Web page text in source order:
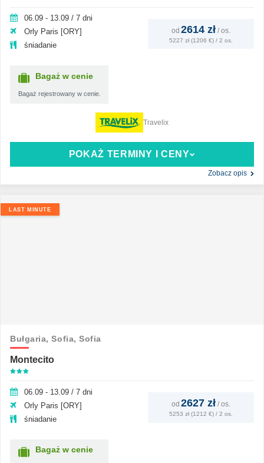
06.09 - 13.09 / 7 dni
Orly Paris [ORY]
śniadanie
Bagaż w cenie
Bagaż rejestrowany w cenie.
od 2614 zł / os.
5227 zł (1206 €) / 2 os.
POKAŻ TERMINY I CENY
Zobacz opis
Travelix
LAST MINUTE
Bułgaria,Sofia,Sofia
Montecito
06.09 - 13.09 / 7 dni
Orly Paris [ORY]
śniadanie
Bagaż w cenie
od 2627 zł / os.
5253 zł (1212 €) / 2 os.